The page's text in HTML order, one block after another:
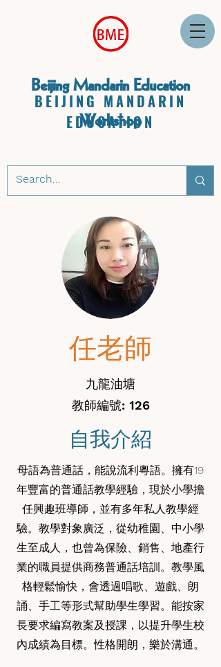
Beijing Mandarin Education
Workshop
BEIJING MANDARIN
EDUCATION
任老師
九龍油塘
教師編號: 126
自我介紹
母語為普通話，能說流利粵語。擁有19
年豐富的普通話教學經驗，現於小學擔
任興趣班導師，並有多年私人教學經
驗。教學對象廣泛，從幼稚園、中小學
生至成人，也曾為保險、銷售、地產行
業的職員提供商務普通話培訓。教學風
格輕鬆愉快，會透過唱歌、遊戲、朗
誦、手工等形式幫助學生學習。能按家
長要求編寫教案及授課，以提升學生校
內成績為目標。性格開朗，樂於溝通。